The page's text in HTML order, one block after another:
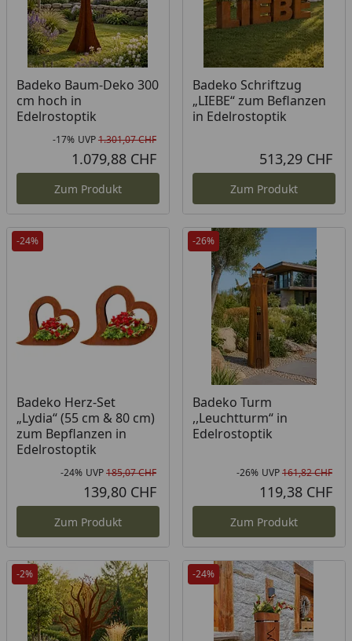
Badeko Baum-Deko 300
cm hoch in
Edelrostoptik
Rabatt in Prozent
-17%
Ursprünglicher Preis
UVP1.301,07 CHF
1.079,88 CHF
Zum Produkt
Badeko Schriftzug
„LIEBE“ zum Beflanzen
in Edelrostoptik
513,29 CHF
Zum Produkt
-24%
Badeko Herz-Set
„Lydia“ (55 cm & 80 cm)
zum Bepflanzen in
Edelrostoptik
Rabatt in Prozent
-24%
Ursprünglicher Preis
UVP185,07 CHF
139,80 CHF
Zum Produkt
-26%
Badeko Turm
,,Leuchtturm“ in
Edelrostoptik
-26% UVP161,82 CHF
119,38 CHF
Zum Produkt
-2% -24%